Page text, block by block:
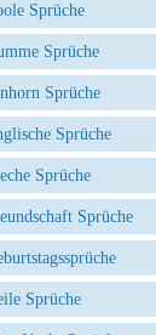
Sprüche
Sprüche
Sprüche
Sprüche
Sprüche
Sprüche
Sprüche